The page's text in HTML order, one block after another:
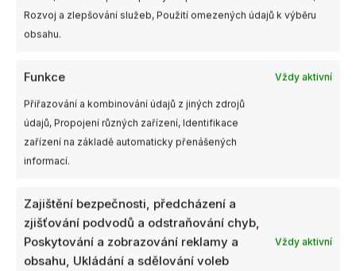
Rozvoj a zlepšování služeb, Použití omezených údajů k výběru
obsahu.
Funkce Vždy aktivní
Přiřazování a kombinování údajů z jiných zdrojů
údajů, Propojení různých zařízení, Identifikace
zařízení na základě automaticky přenášených
informací.
Zajištění bezpečnosti, předcházení a
zjišťování podvodů a odstraňování chyb,
Poskytování a zobrazování reklamy a
obsahu, Ukládání a sdělování voleb
Vždy aktivní